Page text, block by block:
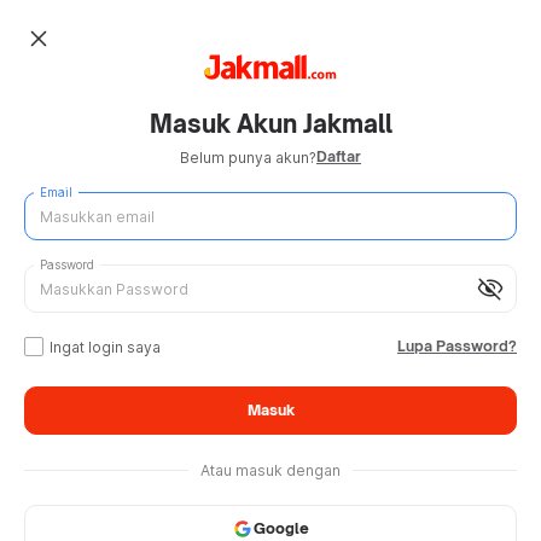
close
Masuk Akun Jakmall
Belum punya akun?Daftar
Email
visibility_off
Password
Ingat login saya Lupa Password?
Masuk
Atau masuk dengan
Google